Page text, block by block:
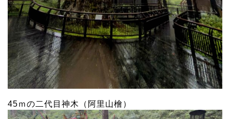
45ｍの二代目神木（阿里山檜）